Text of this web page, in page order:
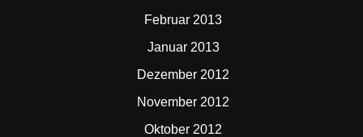
Februar 2013
Januar 2013
Dezember 2012
November 2012
Oktober 2012